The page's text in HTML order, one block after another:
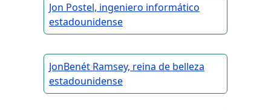
Jon Postel, ingeniero informático
estadounidense
JonBenét Ramsey, reina de belleza
estadounidense